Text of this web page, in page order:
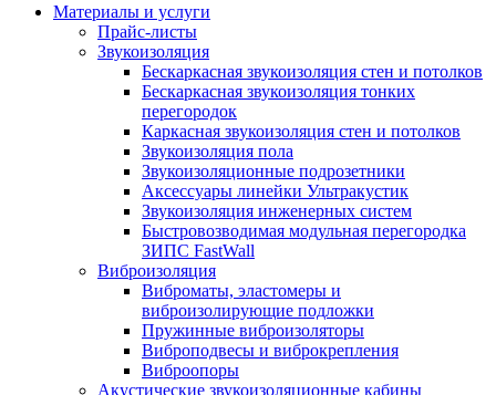
Материалы и услуги
Прайс-листы
Звукоизоляция
Бескаркасная звукоизоляция стен и потолков
Бескаркасная звукоизоляция тонких
перегородок
Каркасная звукоизоляция стен и потолков
Звукоизоляция пола
Звукоизоляционные подрозетники
Аксессуары линейки Ультракустик
Звукоизоляция инженерных систем
Быстровозводимая модульная перегородка
ЗИПС FastWall
Виброизоляция
Виброматы, эластомеры и
виброизолирующие подложки
Пружинные виброизоляторы
Виброподвесы и виброкрепления
Виброопоры
Акустические звукоизоляционные кабины